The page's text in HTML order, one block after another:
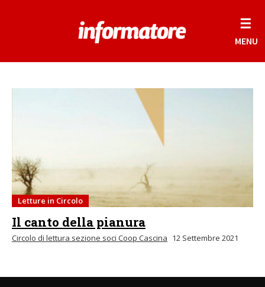
☰
MENU
Letture in Circolo
Il canto della pianura
Circolo di lettura sezione soci Coop Cascina 12 Settembre 2021